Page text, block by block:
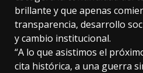
brillante y que apenas
transparencia, desarrollo
y cambio institucional.
“A lo que asistimos el
cita histórica, a una guerra